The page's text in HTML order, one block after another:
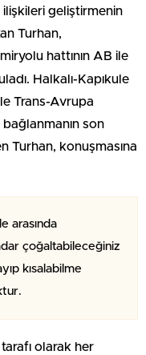
ilişkileri geliştirmenin
Turhan,
hattının AB ile
Halkalı-Kapıkule
Trans-Avrupa
son
Turhan, konuşmasına
arasında
çoğaltabileceğiniz
kısalabilme
olarak her